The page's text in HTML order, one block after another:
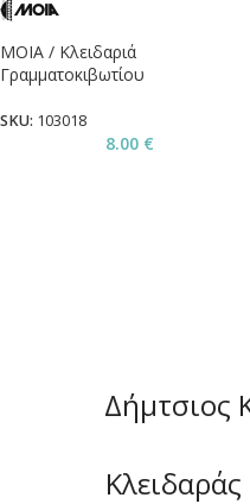
MOIA / Κλειδαριά
Γραμματοκιβωτίου
SKU: 103018
8.00 €
Δήμτσιος